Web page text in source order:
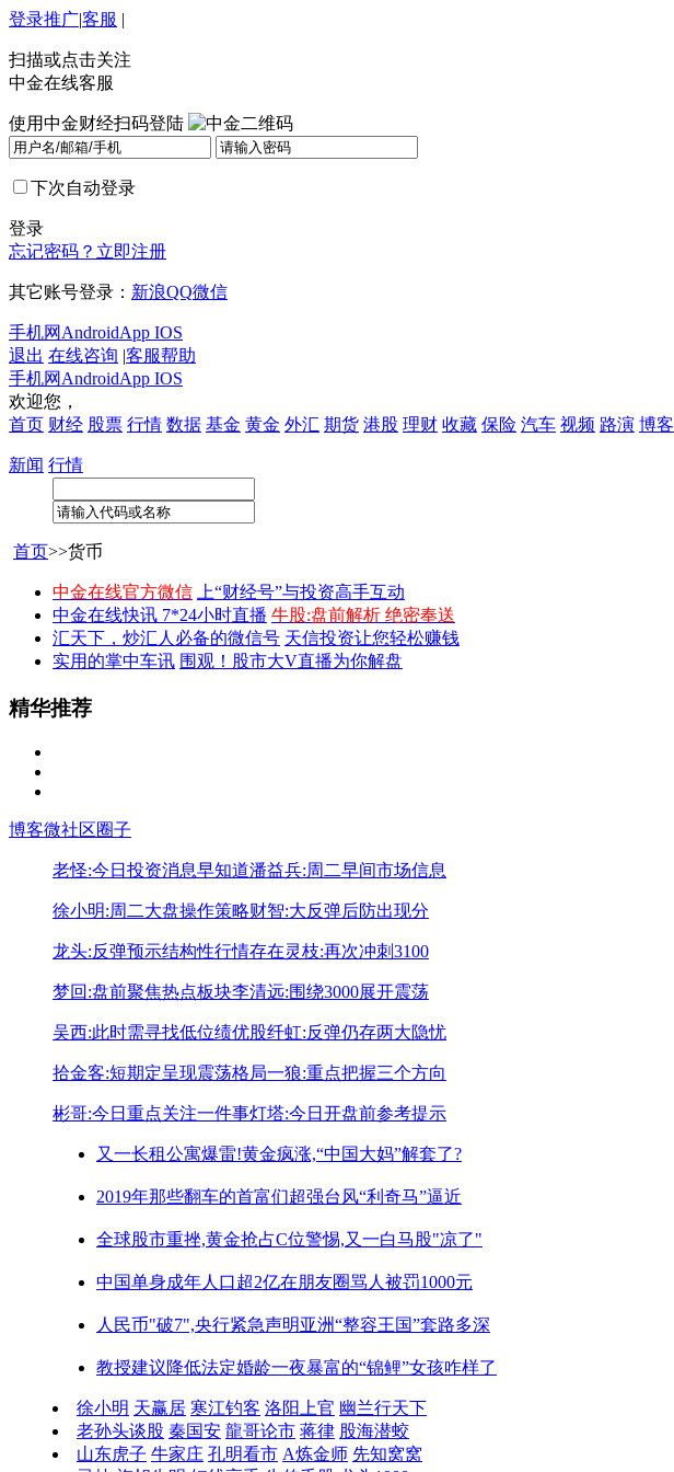
登录推广|客服 |
扫描或点击关注
中金在线客服
使用中金财经扫码登陆
下次自动登录
登录
忘记密码？ 立即注册
其它账号登录： 新浪QQ微信
手机网 AndroidApp IOS
退出 在线咨询 |客服帮助
手机网 AndroidApp IOS
欢迎您，
首页 财经 股票 行情 数据 基金 黄金 外汇 期货 港股 理财 收藏 保险 汽车 视频 路演 博客
新闻 行情
首页>>货币
中金在线官方微信
上“财经号”与投资高手互动
中金在线快讯 7*24小时直播 牛股:盘前解析 绝密奉送
汇天下，炒汇人必备的微信号 天信投资让您轻松赚钱
实用的掌中车讯 围观！股市大V直播为你解盘
精华推荐
博客微社区圈子
老怪:今日投资消息早知道潘益兵:周二早间市场信息
徐小明:周二大盘操作策略财智:大反弹后防出现分
龙头:反弹预示结构性行情存在灵枝:再次冲刺3100
梦回:盘前聚焦热点板块李清远:围绕3000展开震荡
吴西:此时需寻找低位绩优股纤虹:反弹仍存两大隐忧
拾金客:短期定呈现震荡格局一狼:重点把握三个方向
彬哥:今日重点关注一件事灯塔:今日开盘前参考提示
又一长租公寓爆雷!黄金疯涨,“中国大妈”解套了?
2019年那些翻车的首富们超强台风“利奇马”逼近
全球股市重挫,黄金抢占C位警惕,又一白马股"凉了"
中国单身成年人口超2亿在朋友圈骂人被罚1000元
人民币"破7",央行紧急声明亚洲“整容王国”套路多深
教授建议降低法定婚龄一夜暴富的“锦鲤”女孩咋样了
徐小明 天赢居 寒江钓客 洛阳上官 幽兰行天下
老孙头谈股 秦国安 龍哥论市 蒋律 股海潜蛟
山东虎子 牛家庄 孔明看市 A炼金师 先知窝窝